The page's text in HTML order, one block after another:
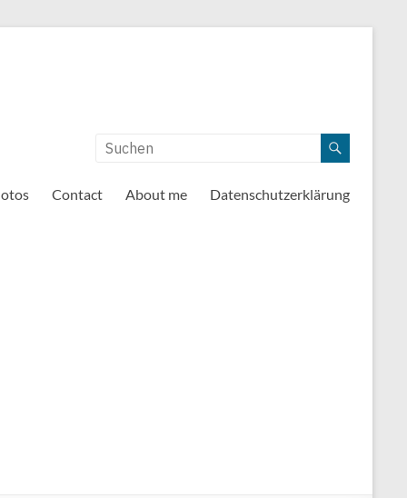
Contact About me Datenschutzerklärung